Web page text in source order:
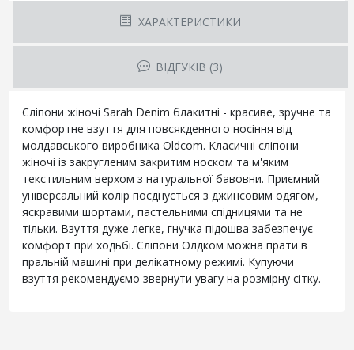
ХАРАКТЕРИСТИКИ
ВІДГУКІВ (3)
Сліпони жіночі Sarah Denim блакитні - красиве, зручне та
комфортне взуття для повсякденного носіння від
молдавського виробника Oldcom. Класичні сліпони
жіночі із закругленим закритим носком та м'яким
текстильним верхом з натуральної бавовни. Приємний
універсальний колір поєднується з джинсовим одягом,
яскравими шортами, пастельними спідницями та не
тільки. Взуття дуже легке, гнучка підошва забезпечує
комфорт при ходьбі. Сліпони Олдком можна прати в
пральній машині при делікатному режимі. Купуючи
взуття рекомендуємо звернути увагу на розмірну сітку.